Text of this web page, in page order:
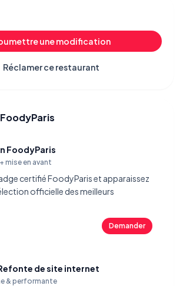
une modification
Réclamer ce restaurant
FoodyParis
mise en avant
certifié FoodyParis et apparaissez
officielle des meilleurs
Demander
de site internet
& performante